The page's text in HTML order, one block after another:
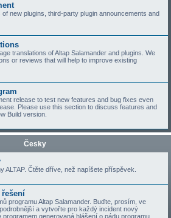
new plugins, third-party plugin announcements and
translations of Altap Salamander and plugins. We
or reviews that will help to improve existing
release to test new features and bug fixes even
Please use this section to discuss features and
Build version.
Česky
ALTAP. Čtěte dříve, než napíšete příspěvek.
programu Altap Salamander. Buďte, prosím, ve
a vytvořte pro každý incident nový
generovaná hlášení o pádu programu,